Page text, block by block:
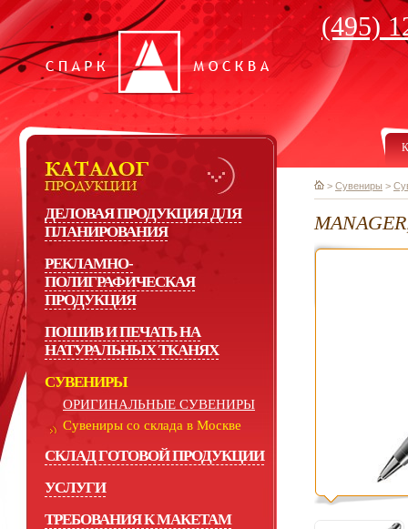
(495)
ДЕЛОВАЯ ПРОДУКЦИЯ ДЛЯ
ПЛАНИРОВАНИЯ
РЕКЛАМНО-
ПОЛИГРАФИЧЕСКАЯ
ПРОДУКЦИЯ
ПОШИВ И ПЕЧАТЬ НА
НАТУРАЛЬНЫХ ТКАНЯХ
СУВЕНИРЫ
ОРИГИНАЛЬНЫЕ СУВЕНИРЫ
Сувениры со склада в Москве
СКЛАД ГОТОВОЙ ПРОДУКЦИИ
УСЛУГИ
ТРЕБОВАНИЯ К МАКЕТАМ
> Сувениры >